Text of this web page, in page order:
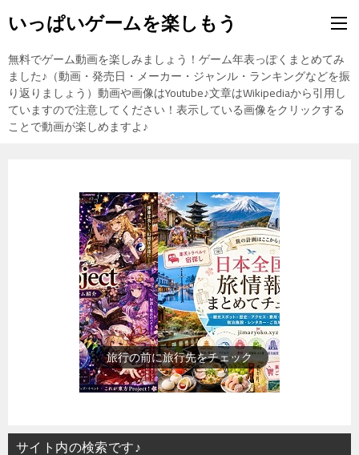
いっぱいゲームを楽しもう
無料でゲーム動画を楽しみましょう！ゲーム年表っぽくまとめてみ
ました♪（動画・発売日・メーカー・ジャンル・ランキングなどを振
り返りましょう）動画や画像はYoutube♪文章はWikipediaから引用し
ていますので注意してください！表示している画像をクリックする
ことで動画が楽しめますよ♪
旅行の前に旅行先をチェック
サイト内の検索です♪